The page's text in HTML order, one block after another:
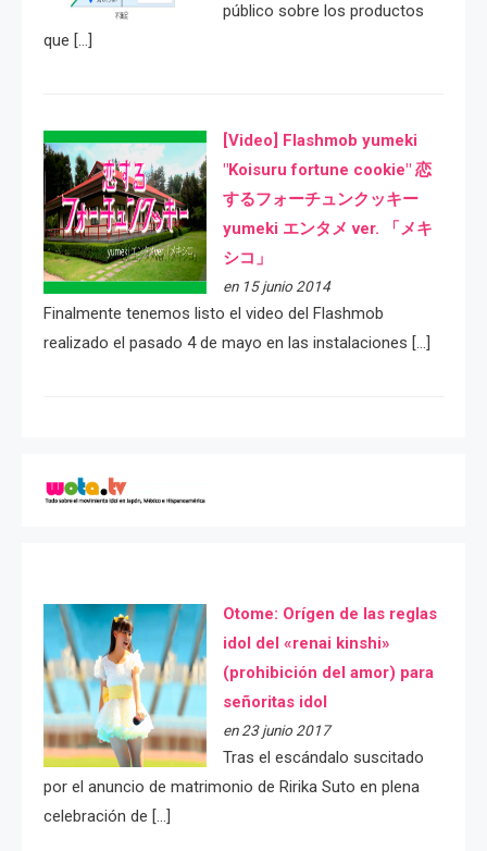
público sobre los productos
que […]
[Video] Flashmob yumeki
"Koisuru fortune cookie" 恋
するフォーチュンクッキー
yumeki エンタメ ver. 「メキ
シコ」
en 15 junio 2014
Finalmente tenemos listo el video del Flashmob
realizado el pasado 4 de mayo en las instalaciones […]
Otome: Orígen de las reglas
idol del «renai kinshi»
(prohibición del amor) para
señoritas idol
en 23 junio 2017
Tras el escándalo suscitado
por el anuncio de matrimonio de Ririka Suto en plena
celebración de […]